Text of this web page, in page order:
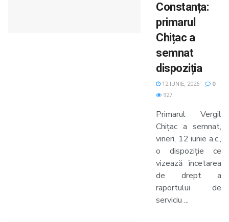
Constanța:
primarul
Chițac a
semnat
dispoziția
12 IUNIE, 2026
0
927
Primarul Vergil
Chițac a semnat,
vineri, 12 iunie a.c.,
o dispoziție ce
vizează încetarea
de drept a
raportului de
serviciu ...